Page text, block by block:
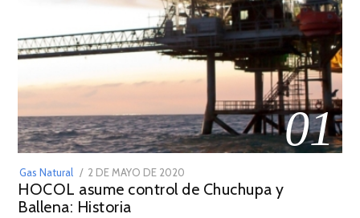
01
Gas Natural
POSTED
ON
2 DE MAYO DE 2020
DE
HOCOL asume control de Chuchupa y
Ballena: Historia